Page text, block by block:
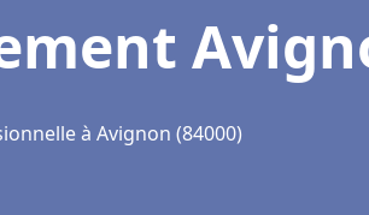
à Avignon (84000)